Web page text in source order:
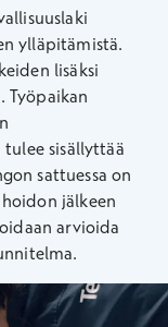
ylläpitämistä.
lisäksi
Työpaikan
sisällyttää
sattuessa on
jälkeen
arvioida